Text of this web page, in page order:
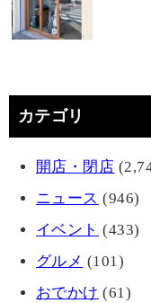
カテゴリ
開店・閉店
ニュース (946)
イベント (433)
グルメ (101)
おでかけ (61)